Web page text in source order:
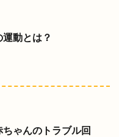
動とは？
ゃんのトラブル回